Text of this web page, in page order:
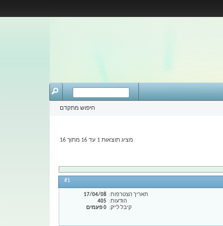
חיפוש מתקדם
מציג תוצאות 1 עד 16 מתוך 16
#1
תאריך הצטרפות
17/04/08
הודעות
405
קיבל לייק
0 פעמים